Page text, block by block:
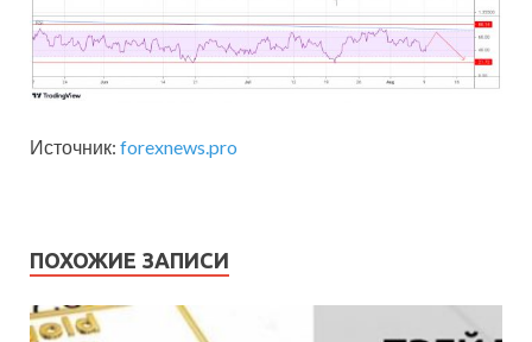
Источник: forexnews.pro
ПОХОЖИЕ ЗАПИСИ